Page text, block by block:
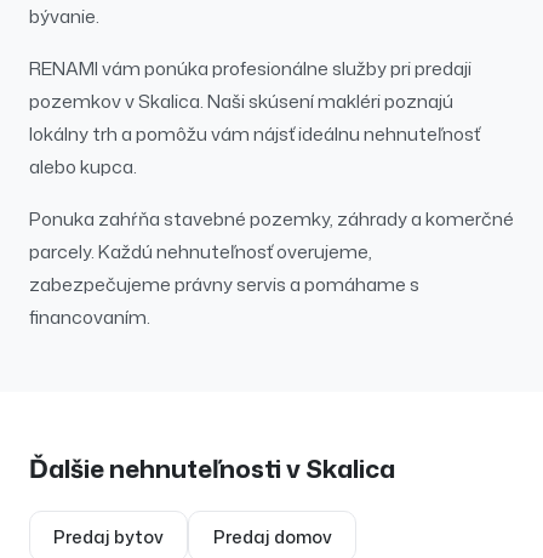
bývanie.
RENAMI vám ponúka profesionálne služby pripredaji
pozemkovvSkalica. Naši skúsení makléri poznajú
lokálny trh a pomôžu vám nájsť ideálnu nehnuteľnosť
alebo kupca.
Ponuka zahŕňa stavebné pozemky, záhrady a komerčné
parcely.Každú nehnuteľnosť overujeme,
zabezpečujeme právny servis a pomáhame s
financovaním.
Ďalšie nehnuteľnosti vSkalica
Predaj bytov Predaj domov